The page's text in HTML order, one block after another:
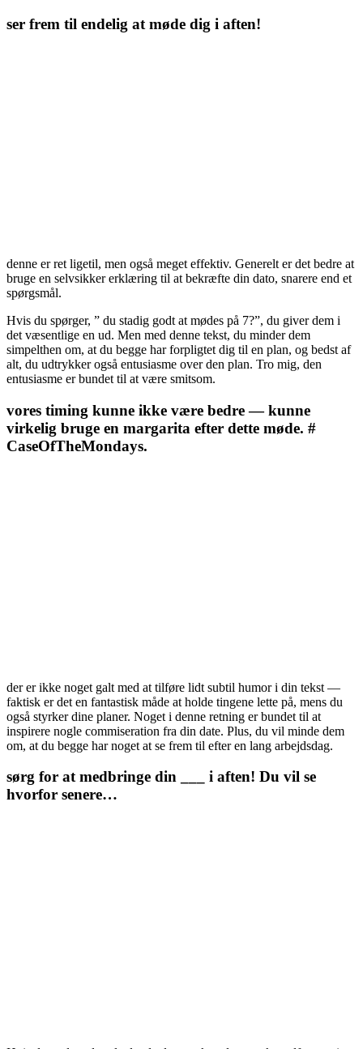
ser frem til endelig at møde dig i aften!
denne er ret ligetil, men også meget effektiv. Generelt er det bedre at
bruge en selvsikker erklæring til at bekræfte din dato, snarere end et
spørgsmål.
Hvis du spørger, ” du stadig godt at mødes på 7?”, du giver dem i
det væsentlige en ud. Men med denne tekst, du minder dem
simpelthen om, at du begge har forpligtet dig til en plan, og bedst af
alt, du udtrykker også entusiasme over den plan. Tro mig, den
entusiasme er bundet til at være smitsom.
vores timing kunne ikke være bedre — kunne
virkelig bruge en margarita efter dette møde. #
CaseOfTheMondays.
der er ikke noget galt med at tilføre lidt subtil humor i din tekst —
faktisk er det en fantastisk måde at holde tingene lette på, mens du
også styrker dine planer. Noget i denne retning er bundet til at
inspirere nogle commiseration fra din date. Plus, du vil minde dem
om, at du begge har noget at se frem til efter en lang arbejdsdag.
sørg for at medbringe din ___ i aften! Du vil se
hvorfor senere…